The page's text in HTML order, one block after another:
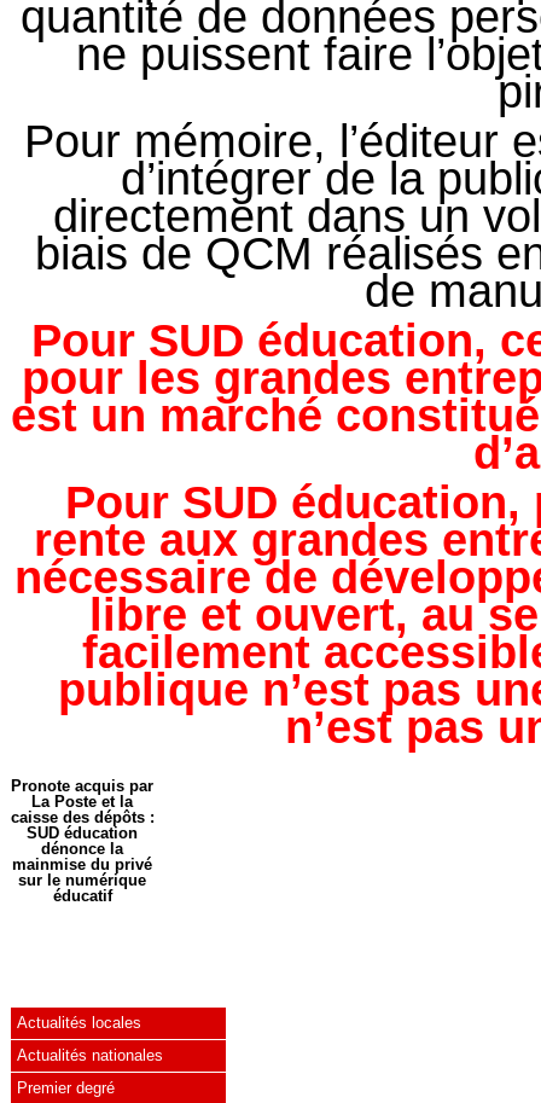
quantité de données
ne puissent faire
Pour mémoire, l’éditeur
d’intégrer de la
directement dans un
biais de QCM réalisés
de
Pour SUD éducation,
pour les grandes
est un marché
Pour SUD
rente aux grandes
nécessaire de
libre et ouvert, au
facilement
publique n’est pas
n’est pas
Pronote acquis par
La Poste et la
caisse des dépôts :
SUD éducation
dénonce la
mainmise du privé
sur le numérique
éducatif
Actualités locales
Actualités nationales
Premier degré